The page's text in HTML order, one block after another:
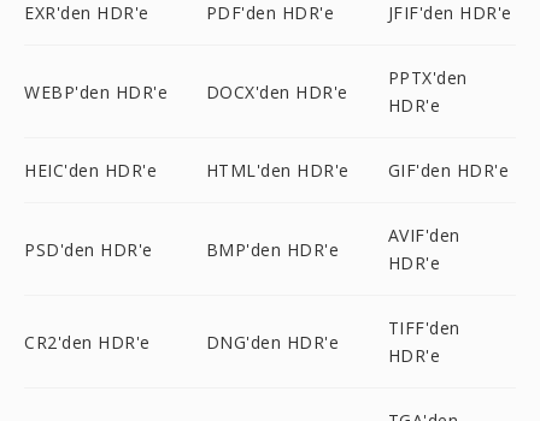
EXR'den HDR'e PDF'den HDR'e JFIF'den HDR'e
WEBP'den HDR'e DOCX'den HDR'e
PPTX'den
HDR'e
HEIC'den HDR'e HTML'den HDR'e GIF'den HDR'e
PSD'den HDR'e BMP'den HDR'e
AVIF'den
HDR'e
CR2'den HDR'e DNG'den HDR'e
TIFF'den
HDR'e